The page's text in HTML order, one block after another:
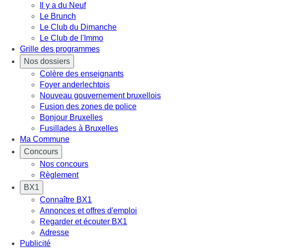
Il y a du Neuf
Le Brunch
Le Club du Dimanche
Le Club de l'Immo
Grille des programmes
Nos dossiers
Colère des enseignants
Foyer anderlechtois
Nouveau gouvernement bruxellois
Fusion des zones de police
Bonjour Bruxelles
Fusillades à Bruxelles
Ma Commune
Concours
Nos concours
Règlement
BX1
Connaître BX1
Annonces et offres d'emploi
Regarder et écouter BX1
Adresse
Publicité